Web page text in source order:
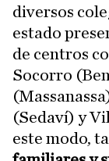
diversos
estado
de centros
Socorro
(Sedaví) y
este modo,